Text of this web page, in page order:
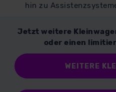
hin zu
Jetzt weitere
oder einen
WEITERE